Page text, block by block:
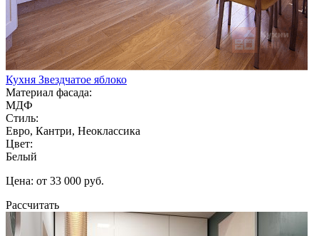
Кухня Звездчатое яблоко
Материал фасада:
МДФ
Стиль:
Евро, Кантри, Неоклассика
Цвет:
Белый
Цена: от 33 000 руб.
Рассчитать